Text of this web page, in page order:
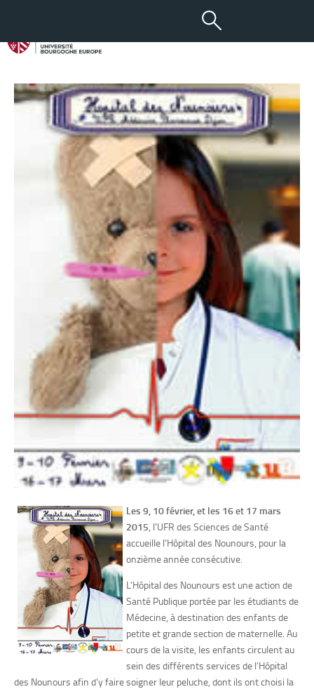
05 FÉV 2015
Hôpital des Nounours 2015
Les 9, 10 février, et les 16 et 17 mars
2015 , l’UFR des Sciences de Santé
accueille l’Hôpital des Nounours, pour la
onzième année consécutive.
L’Hôpital des Nounours est une action de
Santé Publique portée par les étudiants de
Médecine, à destination des enfants de
petite et grande section de maternelle. Au
cours de la visite, les enfants circulent au
sein des différents services de l’Hôpital
des Nounours afin d’y faire soigner leur peluche, dont ils ont choisi la